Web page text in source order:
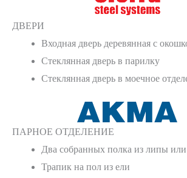
ДВЕРИ
Входная дверь деревянная с
Стеклянная дверь в парилку
Стеклянная дверь в моечное
ПАРНОЕ ОТДЕЛЕНИЕ
Два собранных полка из липы
Трапик на пол из ели